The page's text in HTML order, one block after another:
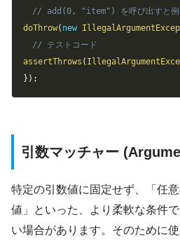
// add(0, "item") を呼び出すと例
doThrow( new
// テストコード
assertThrows (
} ) ;
引数マッチャー
特定の引数値に固定せず、「任
値」といった、より柔軟な条件
い場合があります。そのために